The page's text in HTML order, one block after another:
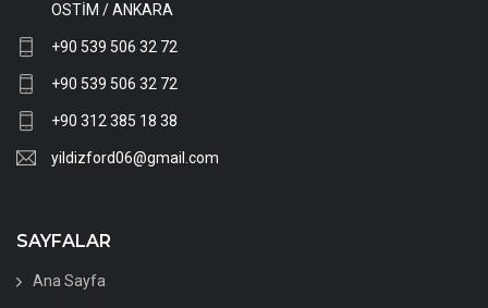
OSTİM / ANKARA
+90 539 506 32 72
+90 539 506 32 72
+90 312 385 18 38
yildizford06@gmail.com
SAYFALAR
Ana Sayfa